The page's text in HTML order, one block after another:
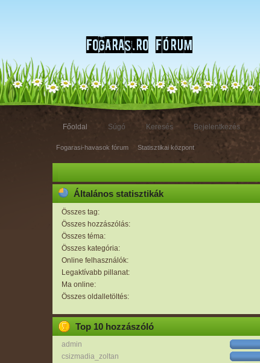
Főoldal Súgó Keresés Bejelentkezés
Fogarasi-havasok fórum Statisztikai központ
Általános statisztikák
Összes tag:
Összes hozzászólás:
Összes téma:
Összes kategória:
Online felhasználók:
Legaktívabb pillanat:
Ma online:
Összes oldalletöltés:
Top 10 hozzászóló
admin
csizmadia_zoltan